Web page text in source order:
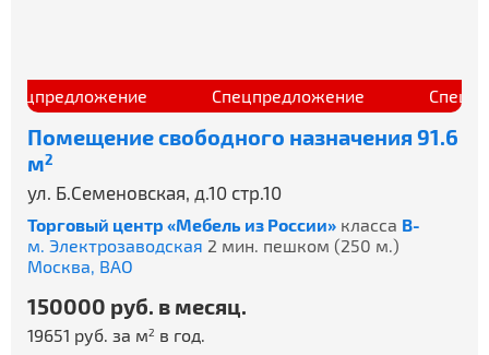
Спецпредложение
Помещение свободного назначения 91.6
м2
ул. Б.Семеновская, д.10 стр.10
Торговый центр «Мебель из России» класса B-
м. Электрозаводская 2 мин. пешком (250 м.)
Москва, ВАО
150000 руб. в месяц.
19651 руб. за м2 в год.